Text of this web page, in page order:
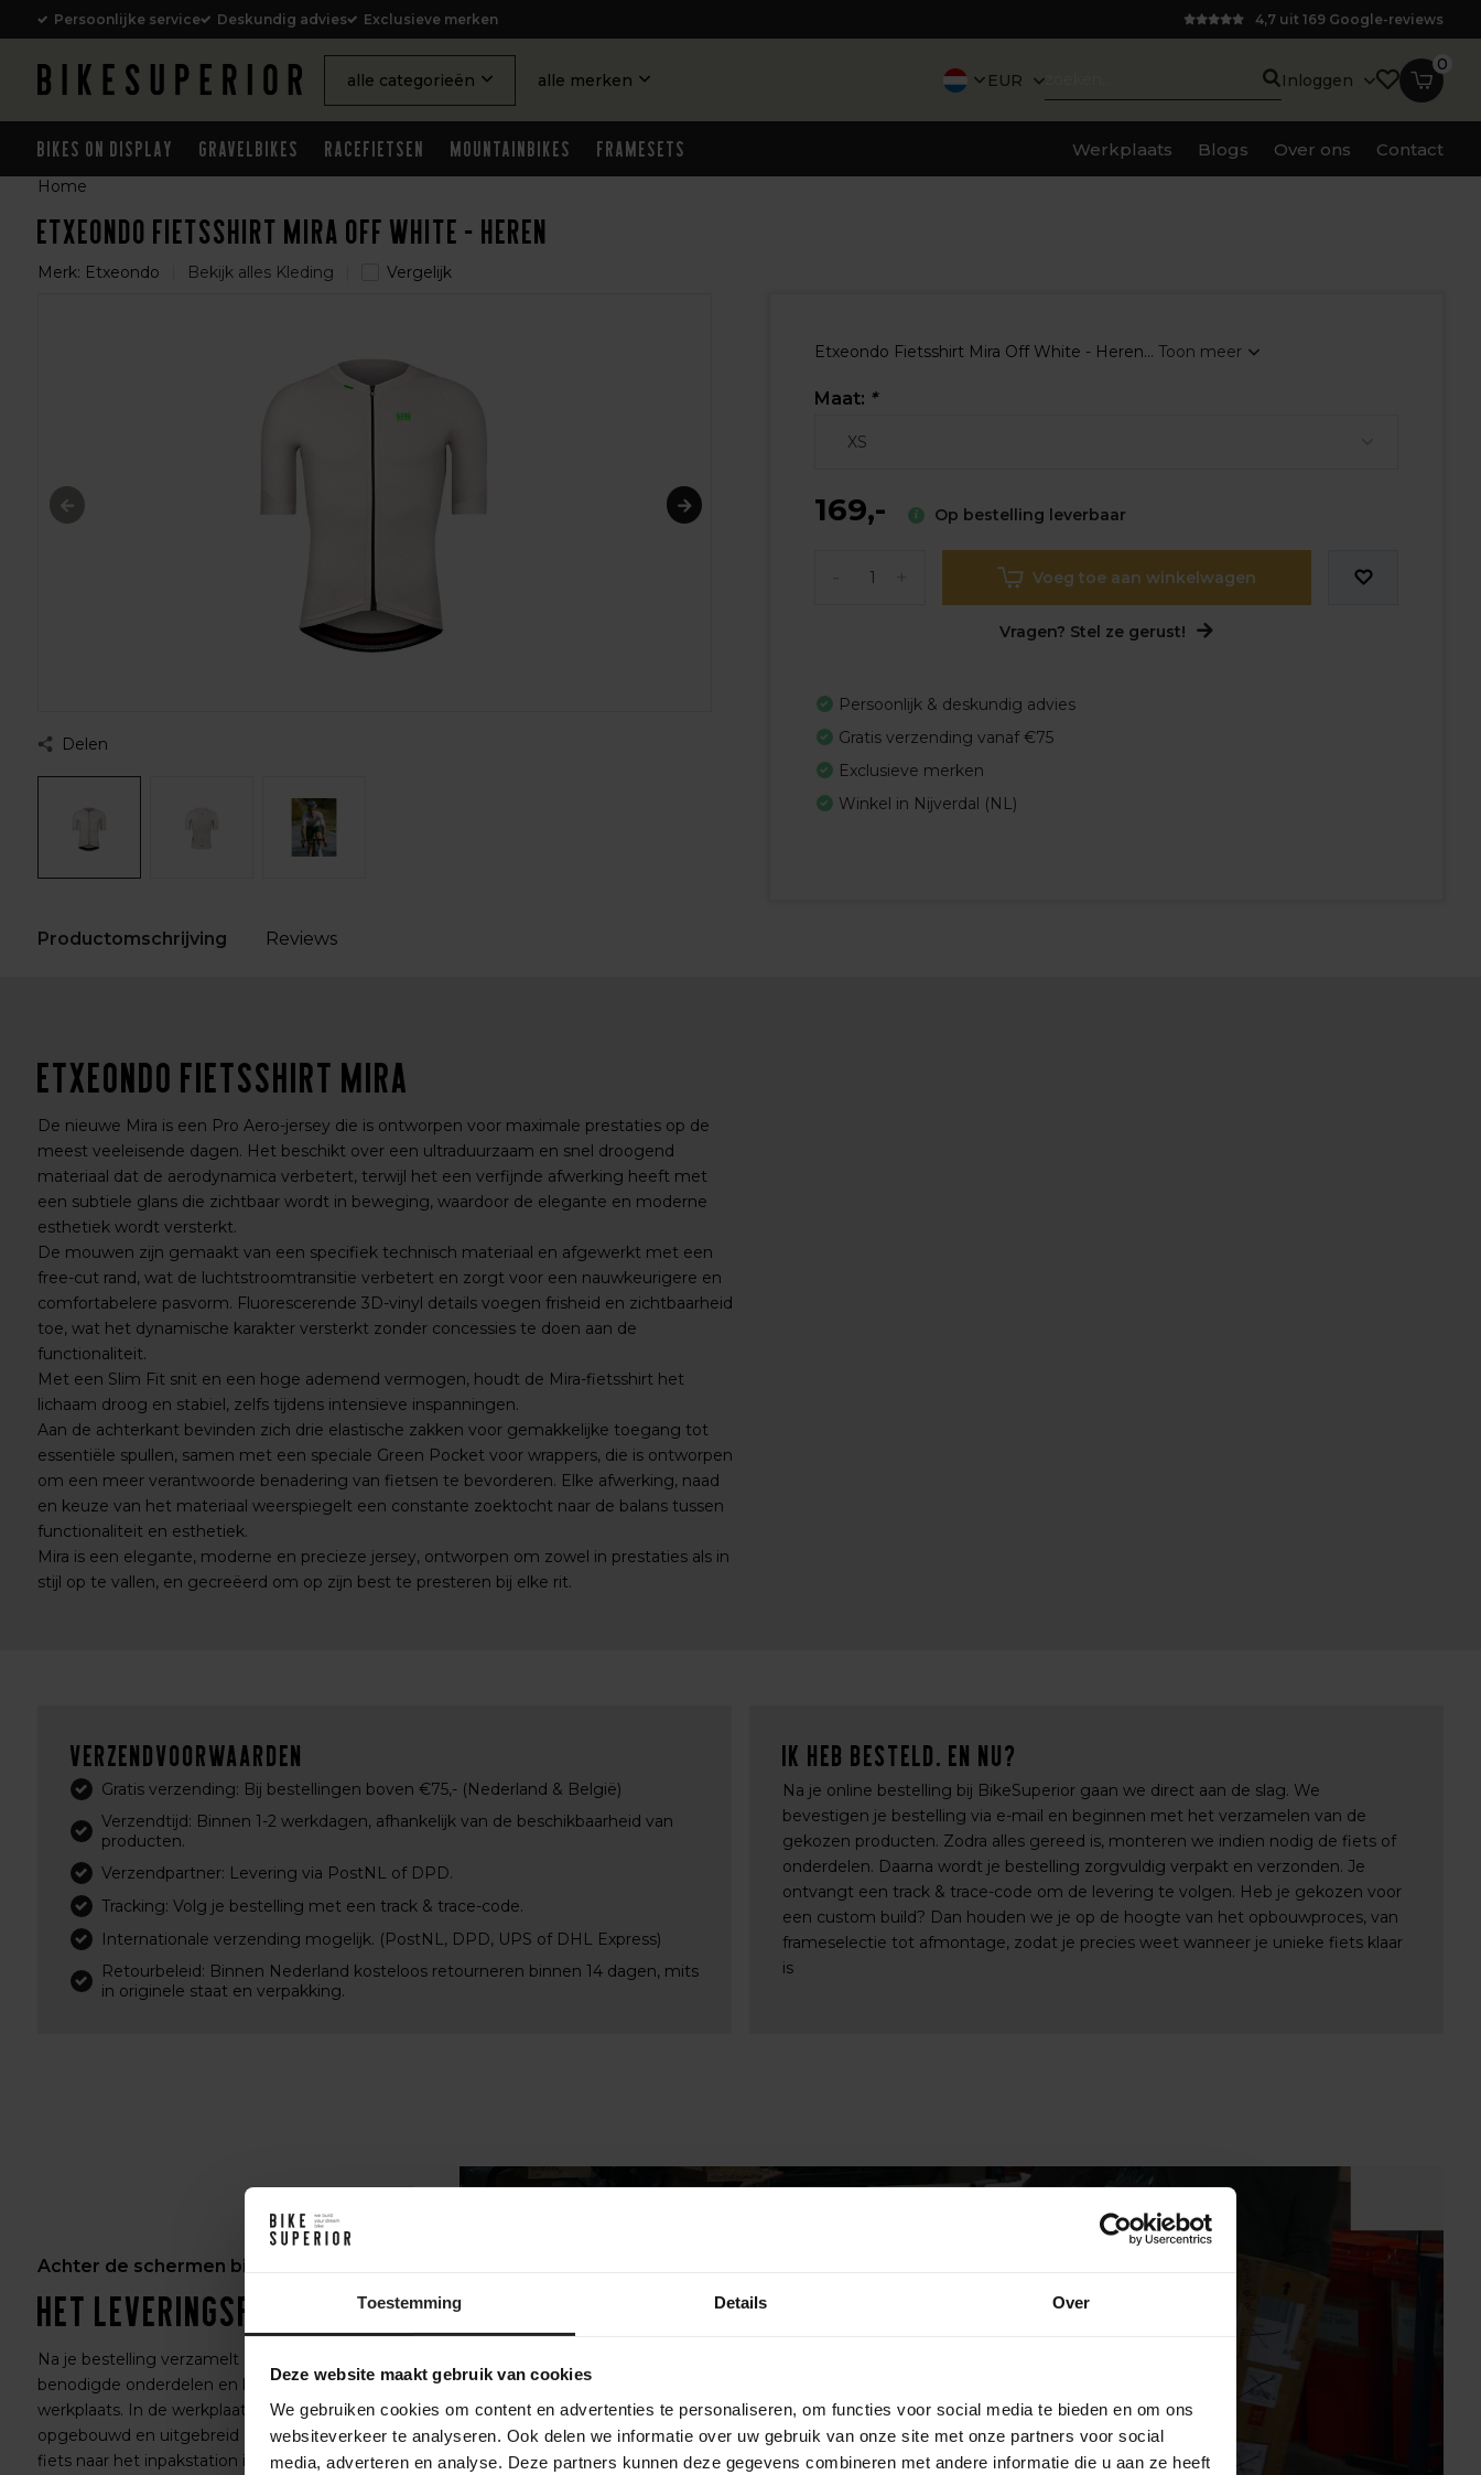
Toestemming Details Over
Deze website maakt gebruik van cookies
We gebruiken cookies om content en advertenties te personaliseren, om functies voor social media te bieden en om ons
websiteverkeer te analyseren. Ook delen we informatie over uw gebruik van onze site met onze partners voor social
media, adverteren en analyse. Deze partners kunnen deze gegevens combineren met andere informatie die u aan ze heeft
Persoonlijke service Deskundig advies Exclusieve merken 4,7 uit 169 Google-reviews
alle categorieën alle merken EUR Inloggen
0
Bikes on Display Gravelbikes Racefietsen Mountainbikes Framesets Werkplaats Blogs Over ons Contact
Home
Etxeondo Fietsshirt Mira Off White - Heren
Merk: Etxeondo Bekijk alles Kleding Vergelijk
Delen
Etxeondo Fietsshirt Mira Off White - Heren... Toon meer
Maat: *
169,- Op bestelling leverbaar
Voeg toe aan winkelwagen
Vragen? Stel ze gerust!
Persoonlijk & deskundig advies
Gratis verzending vanaf €75
Exclusieve merken
Winkel in Nijverdal (NL)
Productomschrijving Reviews
Etxeondo Fietsshirt Mira
De nieuwe Mira is een Pro Aero-jersey die is ontworpen voor maximale prestaties op de
meest veeleisende dagen. Het beschikt over een ultraduurzaam en snel droogend
materiaal dat de aerodynamica verbetert, terwijl het een verfijnde afwerking heeft met
een subtiele glans die zichtbaar wordt in beweging, waardoor de elegante en moderne
esthetiek wordt versterkt.
De mouwen zijn gemaakt van een specifiek technisch materiaal en afgewerkt met een
free-cut rand, wat de luchtstroomtransitie verbetert en zorgt voor een nauwkeurigere en
comfortabelere pasvorm. Fluorescerende 3D-vinyl details voegen frisheid en zichtbaarheid
toe, wat het dynamische karakter versterkt zonder concessies te doen aan de
functionaliteit.
Met een Slim Fit snit en een hoge ademend vermogen, houdt de Mira-fietsshirt het
lichaam droog en stabiel, zelfs tijdens intensieve inspanningen.
Aan de achterkant bevinden zich drie elastische zakken voor gemakkelijke toegang tot
essentiële spullen, samen met een speciale Green Pocket voor wrappers, die is ontworpen
om een meer verantwoorde benadering van fietsen te bevorderen. Elke afwerking, naad
en keuze van het materiaal weerspiegelt een constante zoektocht naar de balans tussen
functionaliteit en esthetiek.
Mira is een elegante, moderne en precieze jersey, ontworpen om zowel in prestaties als in
stijl op te vallen, en gecreëerd om op zijn best te presteren bij elke rit.
Verzendvoorwaarden
Gratis verzending: Bij bestellingen boven €75,- (Nederland & België)
Verzendtijd: Binnen 1-2 werkdagen, afhankelijk van de beschikbaarheid van
producten.
Verzendpartner: Levering via PostNL of DPD.
Tracking: Volg je bestelling met een track & trace-code.
Internationale verzending mogelijk. (PostNL, DPD, UPS of DHL Express)
Retourbeleid: Binnen Nederland kosteloos retourneren binnen 14 dagen, mits
in originele staat en verpakking.
Ik heb besteld. En nu?
Na je online bestelling bij BikeSuperior gaan we direct aan de slag. We
bevestigen je bestelling via e-mail en beginnen met het verzamelen van de
gekozen producten. Zodra alles gereed is, monteren we indien nodig de fiets of
onderdelen. Daarna wordt je bestelling zorgvuldig verpakt en verzonden. Je
ontvangt een track & trace-code om de levering te volgen. Heb je gekozen voor
een custom build? Dan houden we je op de hoogte van het opbouwproces, van
frameselectie tot afmontage, zodat je precies weet wanneer je unieke fiets klaar
is
Achter de schermen bij BikeSuperior
Het leveringsproces
Na je bestelling verzamelt ons magazijnteam alle
benodigde onderdelen en bereidt ze voor op de
werkplaats. In de werkplaats wordt de fiets volledig
opgebouwd en uitgebreid getest. Daarna gaat de
fiets naar het inpakstation in het magazijn, waar hij
bekijk onze bedrijfsvideo